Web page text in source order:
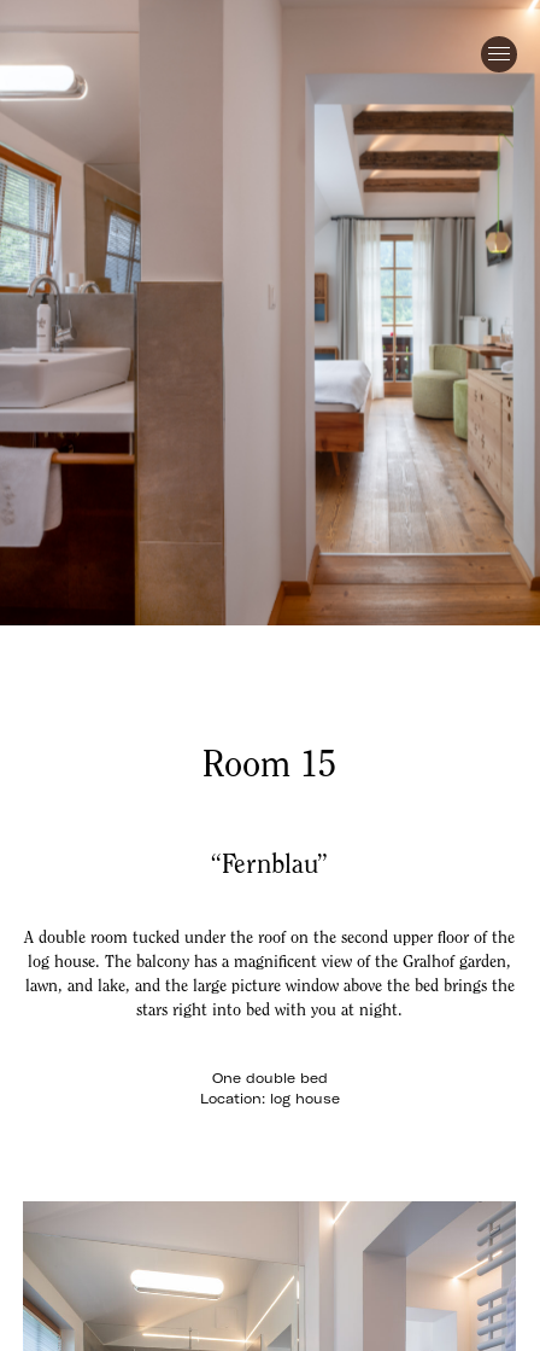
Room 15
“Fernblau”
A double room tucked under the roof on the second upper floor of the
log house. The balcony has a magnificent view of the Gralhof garden,
lawn, and lake, and the large picture window above the bed brings the
stars right into bed with you at night.
One double bed
Location: log house